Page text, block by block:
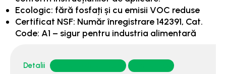
Ecologic: fără fosfați și cu emisii VOC reduse
Certificat NSF: Număr înregistrare 142391, Cat.
Code: A1 – sigur pentru industria alimentară
Detalii